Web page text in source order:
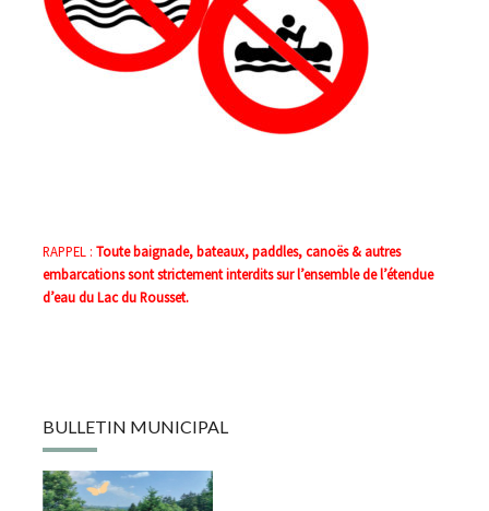
RAPPEL : Toute baignade, bateaux, paddles, canoës & autres
embarcations sont strictement interdits sur l’ensemble de l’étendue
d’eau du Lac du Rousset.
BULLETIN MUNICIPAL